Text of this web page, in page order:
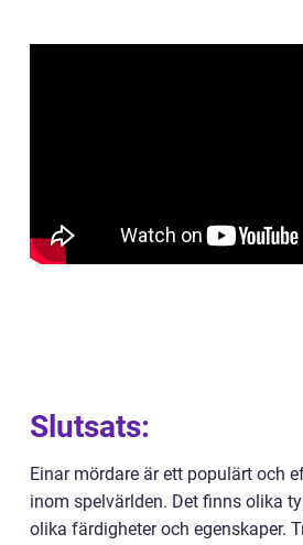
Slutsats:
Einar mördare är ett populärt och
inom spelvärlden. Det finns olika
olika färdigheter och egenskaper.